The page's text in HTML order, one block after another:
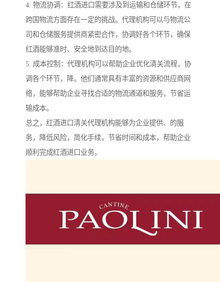
4. 物流协调：红酒进口需要涉及到运输和仓储环节，在
跨国物流方面存在一定的挑战。代理机构可以与物流公
司和仓储服务提供商紧密合作，协调好各个环节，确保
红酒能够准时、安全地到达目的地。
5. 成本控制：代理机构可以帮助企业优化清关流程，协
调各个环节，降。他们通常具有丰富的资源和供应商网
络，能够帮助企业寻找合适的物流通道和服务，节省运
输成本。
总之，红酒进口清关代理机构能够为企业提供、的服
务，降低风险，简化手续，节省时间和成本，帮助企业
顺利完成红酒进口业务。